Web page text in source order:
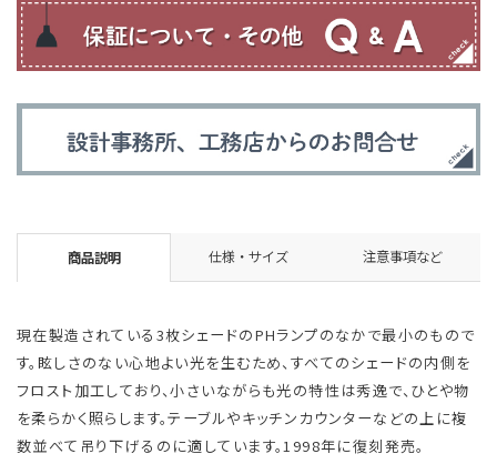
商品説明 仕様・サイズ 注意事項など
現在製造されている3枚シェードのPHランプのなかで最小のもので
す。眩しさのない心地よい光を生むため、すべてのシェードの内側を
フロスト加工しており、小さいながらも光の特性は秀逸で、ひとや物
を柔らかく照らします。テーブルやキッチンカウンターなどの上に複
数並べて吊り下げるのに適しています。1998年に復刻発売。